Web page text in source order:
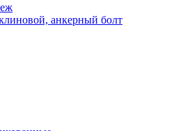
анкерный болт